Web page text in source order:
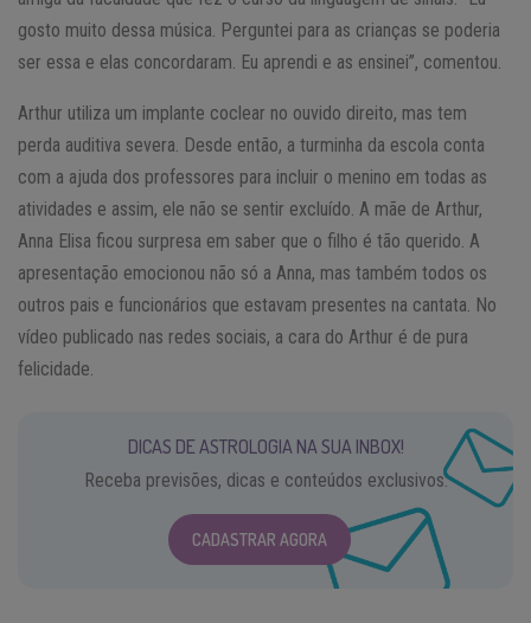
gosto muito dessa música. Perguntei para as crianças se poderia
ser essa e elas concordaram. Eu aprendi e as ensinei”, comentou.
Arthur utiliza um implante coclear no ouvido direito, mas tem
perda auditiva severa. Desde então, a turminha da escola conta
com a ajuda dos professores para incluir o menino em todas as
atividades e assim, ele não se sentir excluído. A mãe de Arthur,
Anna Elisa ficou surpresa em saber que o filho é tão querido. A
apresentação emocionou não só a Anna, mas também todos os
outros pais e funcionários que estavam presentes na cantata. No
vídeo publicado nas redes sociais, a cara do Arthur é de pura
felicidade.
DICAS DE ASTROLOGIA NA SUA INBOX!
Receba previsões, dicas e conteúdos exclusivos.
CADASTRAR AGORA